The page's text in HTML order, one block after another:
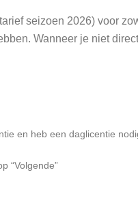
seizoen 2026) voor
Wanneer je niet
en heb een daglicentie
“Volgende”